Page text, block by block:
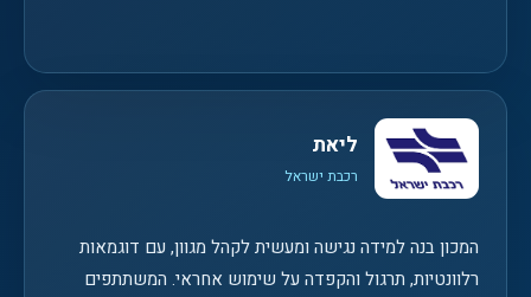
ליאת
רכבת ישראל
המכון בנה למידה נגישה ומעשית לקהל מגוון, עם דוגמאות
רלוונטיות, תרגול והקפדה על שימוש אחראי. המשתתפים